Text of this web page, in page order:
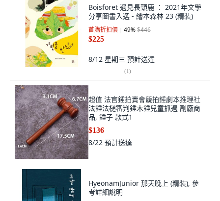
Boisforet 遇見長頸鹿 ： 2021年文學
分享圖書入選 - 繪本森林 23 (精裝)
首購折扣價 49%$446
$225
8/12 星期三 預計送達
(1)
超值 法官錘拍賣會競拍錘劇本推理社
法錘法槌審判錘木錘兒童抓週 副廠商
品, 錘子 款式1
$136
8/22 預計送達
HyeonamJunior 那天晚上 (精裝), 參
考詳細說明